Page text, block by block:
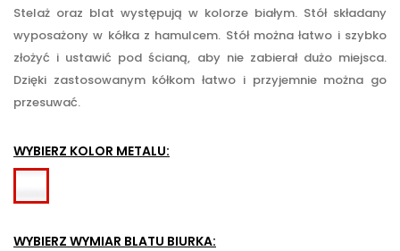
Stelaż oraz blat występują w kolorze białym. Stół składany
wyposażony w kółka z hamulcem. Stół można łatwo i szybko
złożyć i ustawić pod ścianą, aby nie zabierał dużo miejsca.
Dzięki zastosowanym kółkom łatwo i przyjemnie można go
przesuwać.
WYBIERZ KOLOR METALU:
WYBIERZ WYMIAR BLATU BIURKA: